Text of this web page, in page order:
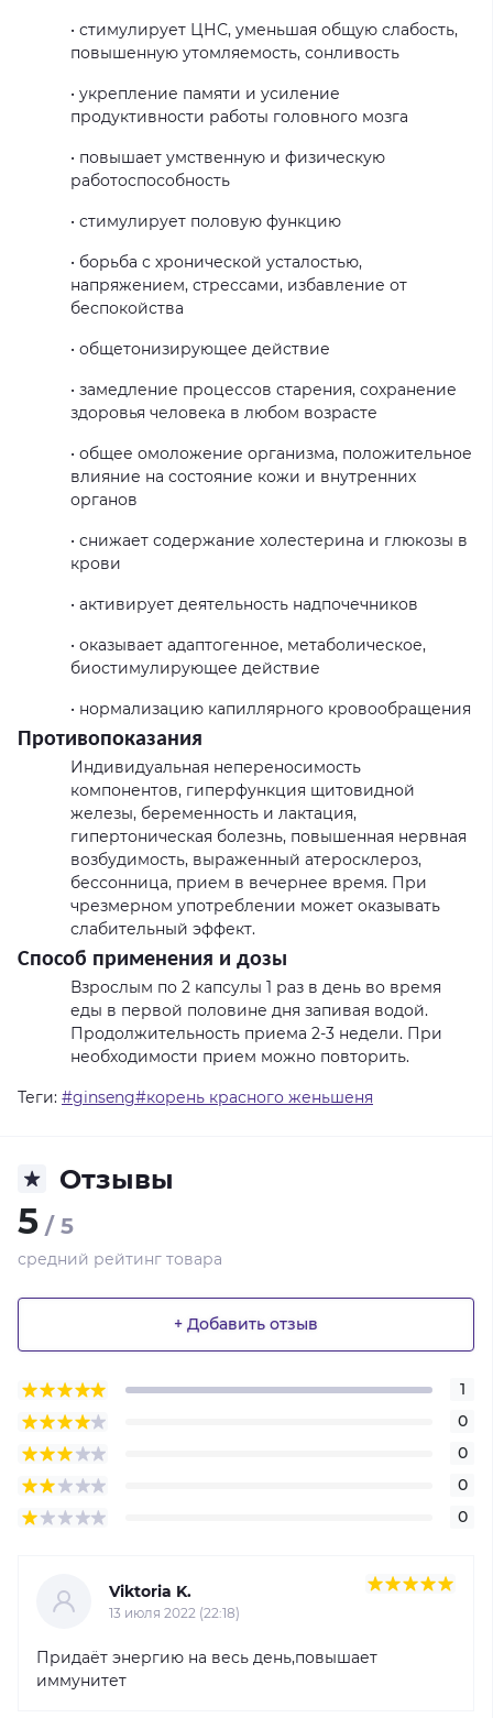
• стимулирует ЦНС, уменьшая общую слабость,
повышенную утомляемость, сонливость
• укрепление памяти и усиление
продуктивности работы головного мозга
• повышает умственную и физическую
работоспособность
• стимулирует половую функцию
• борьба с хронической усталостью,
напряжением, стрессами, избавление от
беспокойства
• общетонизирующее действие
• замедление процессов старения, сохранение
здоровья человека в любом возрасте
• общее омоложение организма, положительное
влияние на состояние кожи и внутренних
органов
• снижает содержание холестерина и глюкозы в
крови
• активирует деятельность надпочечников
• оказывает адаптогенное, метаболическое,
биостимулирующее действие
• нормализацию капиллярного кровообращения
Противопоказания
Индивидуальная непереносимость
компонентов, гиперфункция щитовидной
железы, беременность и лактация,
гипертоническая болезнь, повышенная нервная
возбудимость, выраженный атеросклероз,
бессонница, прием в вечернее время. При
чрезмерном употреблении может оказывать
слабительный эффект.
Способ применения и дозы
Взрослым по 2 капсулы 1 раз в день во время
еды в первой половине дня запивая водой.
Продолжительность приема 2-3 недели. При
необходимости прием можно повторить.
Теги: #ginseng#корень красного женьшеня
Отзывы
5 / 5
средний рейтинг товара
+ Добавить отзыв
1
0
0
0
0
Viktoria K.
13 июля 2022 (22:18)
Придаёт энергию на весь день,повышает
иммунитет